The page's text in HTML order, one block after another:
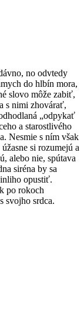
no odvtedy
do hlbín mora,
slovo môže zabiť,
s nimi zhovárať,
„odpykať
a starostlivého
Nesmie s ním však
si rozumejú a
alebo nie, spútava
siréna by sa
opustiť.
po rokoch
svojho srdca.